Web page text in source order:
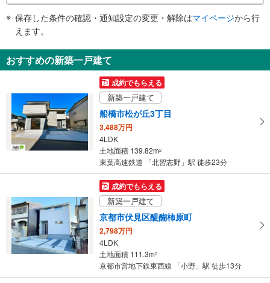
知
を
け
る
・
条
イ
ペ
ー
ジ
存
保存した条件の確認・通知設定の変更・解除はマイページから行
えます。
おすすめの新築一戸建て
成約でもらえる
新築一戸建て
船橋市松が丘3丁目
3,488万円
4LDK
土地面積 139.82m2
東葉高速鉄道 「北習志野」駅 徒歩23分
成約でもらえる
新築一戸建て
京都市伏見区醍醐柿原町
2,798万円
4LDK
土地面積 111.3m2
京都市営地下鉄東西線 「小野」駅 徒歩13分